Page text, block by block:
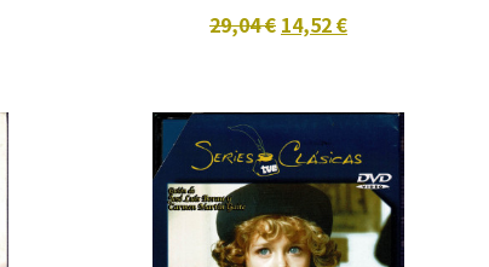
29,04 € 14,52 €